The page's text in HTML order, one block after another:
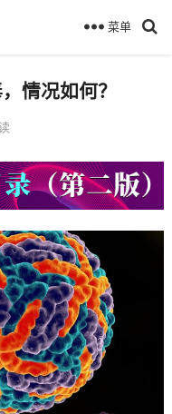
菜单
情况如何？